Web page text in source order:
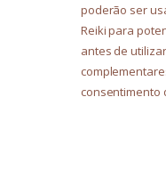
poderão ser
Reiki para
antes de
consentimento